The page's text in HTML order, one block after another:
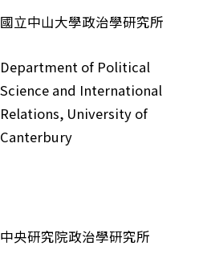
國立中山大學政治學研究所
Department of Political
Science and International
Relations, University of
Canterbury
中央研究院政治學研究所